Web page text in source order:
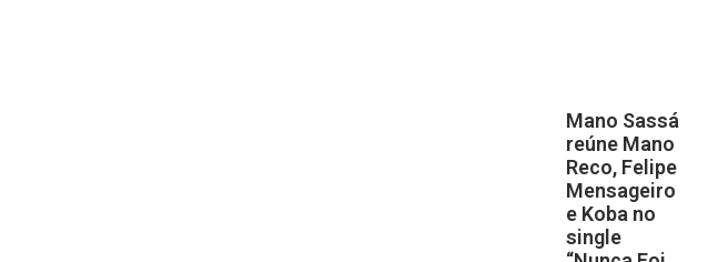
Mano Sassá
reúne Mano
Reco, Felipe
Mensageiro
e Koba no
single